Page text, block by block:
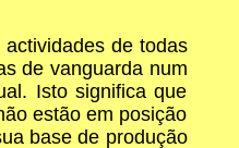
de todas
de vanguarda num
Isto significa que
estão em posição
base de produção